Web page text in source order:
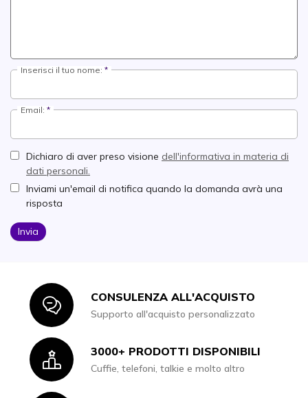
Inserisci il tuo nome:
Email:
Dichiaro di aver preso visione dell'informativa in materia di
dati personali.
Inviami un'email di notifica quando la domanda avrà una
risposta
Invia
IconCONSULENZA ALL'ACQUISTO
Supporto all'acquisto personalizzato
Icon3000+ PRODOTTI DISPONIBILI
Cuffie, telefoni, talkie e molto altro